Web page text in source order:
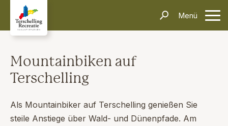
Menü
Kontakt
Unterkünfte
Informationen
Häufig gestellte Fragen
Anreise & Transport
Dörfer & Einkaufen
Aktivitäten & Tipps
Über Terschelling
Inselerlebnisse
Alleinreisende
Dark Sky Park
Schiffswrackmuseum
Kontakt
Suchen und Buchen
Mountainbiken auf
Terschelling
Als Mountainbiker auf Terschelling genießen Sie
steile Anstiege über Wald- und Dünenpfade. Am